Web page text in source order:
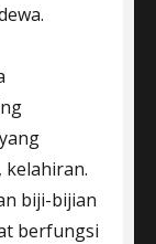
kelahiran.
biji-bijian
berfungsi